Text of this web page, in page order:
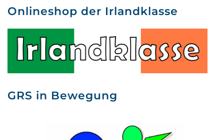
Onlineshop der Irlandklasse
GRS in Bewegung